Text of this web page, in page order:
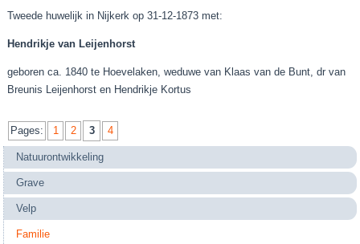
Tweede huwelijk in Nijkerk op 31-12-1873 met:
Hendrikje van Leijenhorst
geboren ca. 1840 te Hoevelaken, weduwe van Klaas van de Bunt, dr van
Breunis Leijenhorst en Hendrikje Kortus
Pages: 1 2 3 4
Natuurontwikkeling
Grave
Velp
Familie